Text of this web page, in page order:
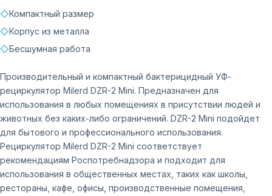
◇Компактный размер
◇Корпус из металла
◇Бесшумная работа
Производительный и компактный бактерицидный УФ-
рециркулятор Milerd DZR-2 Mini. Предназначен для
использования в любых помещениях в присутствии людей и
животных без каких-либо ограничений. DZR-2 Mini подойдет
для бытового и профессионального использования.
Рециркулятор Milerd DZR-2 Mini соответствует
рекомендациям Роспотребнадзора и подходит для
использования в общественных местах, таких как школы,
рестораны, кафе, офисы, производственные помещения,